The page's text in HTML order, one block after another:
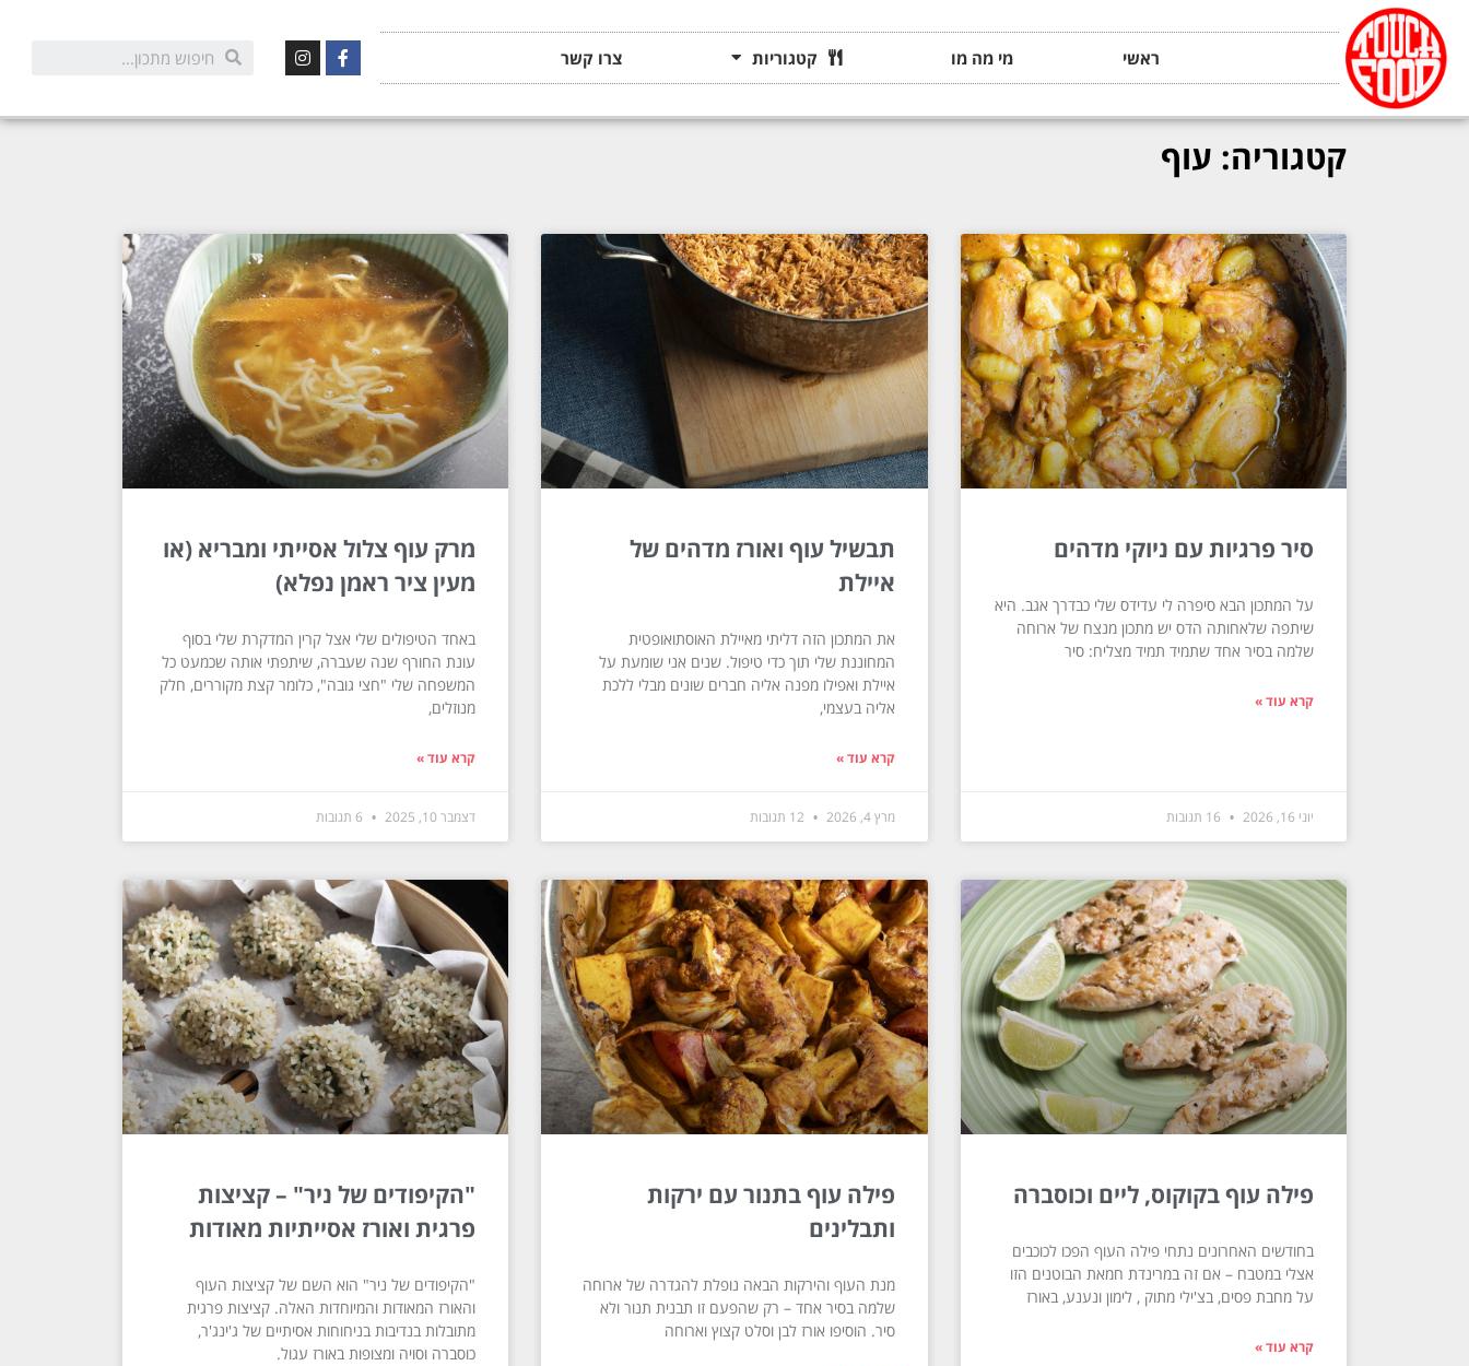
ראשי מי מה מו קטגוריות צרו קשר
קטגוריה: עוף
סיר פרגיות עם ניוקי מדהים
על המתכון הבא סיפרה לי עדידס שלי כבדרך אגב. היא
שיתפה שלאחותה הדס יש מתכון מנצח של ארוחה
שלמה בסיר אחד שתמיד תמיד מצליח: סיר
קרא עוד »
יוני 16, 2026
תבשיל עוף ואורז מדהים של
איילת
את המתכון הזה דליתי מאיילת האוסתואופטית
המחוננת שלי תוך כדי טיפול. שנים אני שומעת על
איילת ואפילו מפנה אליה חברים שונים מבלי ללכת
אליה בעצמי,
קרא עוד »
מרץ 4, 2026
מרק עוף צלול אסייתי ומבריא (או
מעין ציר ראמן נפלא)
באחד הטיפולים שלי אצל קרין המדקרת שלי בסוף
עונת החורף שנה שעברה, שיתפתי אותה שכמעט כל
המשפחה שלי "חצי גובה", כלומר קצת מקוררים, חלק
מנוזלים,
קרא עוד »
דצמבר 10, 2025
פילה עוף בקוקוס, ליים וכוסברה
בחודשים האחרונים נתחי פילה העוף הפכו לכוכבים
אצלי במטבח – אם זה במרינדת חמאת הבוטנים הזו
על מחבת פסים, בצ'ילי מתוק , לימון ונענע, באורז
קרא עוד »
פילה עוף בתנור עם ירקות
ותבלינים
מנת העוף והירקות הבאה נופלת להגדרה של ארוחה
שלמה בסיר אחד – רק שהפעם זו תבנית תנור ולא
סיר. הוסיפו אורז לבן וסלט קצוץ וארוחה
"הקיפודים של ניר" – קציצות
פרגית ואורז אסייתיות מאודות
"הקיפודים של ניר" הוא השם של קציצות העוף
והאורז המאודות והמיוחדות האלה. קציצות פרגית
מתובלות בנדיבות בניחוחות אסיתיים של ג'ינג'ר,
כוסברה וסויה ומצופות באורז עגול.